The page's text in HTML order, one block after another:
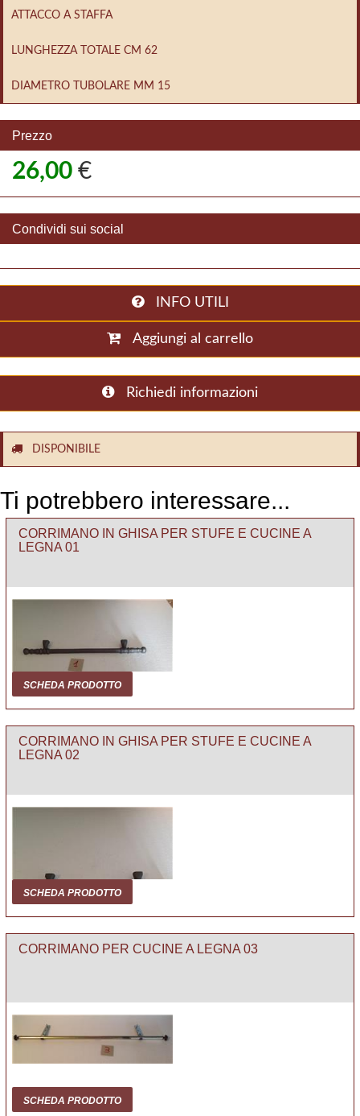
ATTACCO A STAFFA
LUNGHEZZA TOTALE CM 62
DIAMETRO TUBOLARE MM 15
Prezzo
26,00 €
Condividi sui social
INFO UTILI
Aggiungi al carrello
Richiedi informazioni
DISPONIBILE
Ti potrebbero interessare...
CORRIMANO IN GHISA PER STUFE E CUCINE A
LEGNA 01
SCHEDA PRODOTTO
CORRIMANO IN GHISA PER STUFE E CUCINE A
LEGNA 02
SCHEDA PRODOTTO
CORRIMANO PER CUCINE A LEGNA 03
SCHEDA PRODOTTO